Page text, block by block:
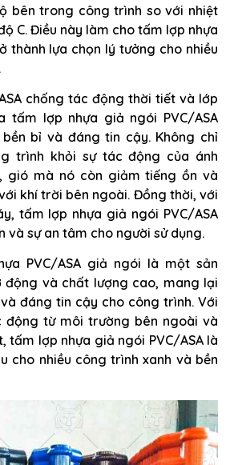
bên trong công trình so với nhiệt
C. Điều này làm cho tấm lợp nhựa
thành lựa chọn lý tưởng cho nhiều
chống tác động thời tiết và lớp
tấm lợp nhựa giả ngói PVC/ASA
bỉ và đáng tin cậy. Không chỉ
trình khỏi sự tác động của ánh
gió mà nó còn giảm tiếng ồn và
khí trời bên ngoài. Đồng thời, với
tấm lợp nhựa giả ngói PVC/ASA
và sự an tâm cho người sử dụng.
PVC/ASA giả ngói là một sản
và chất lượng cao, mang lại
đáng tin cậy cho công trình. Với
động từ môi trường bên ngoài và
tấm lợp nhựa giả ngói PVC/ASA là
cho nhiều công trình xanh và bền